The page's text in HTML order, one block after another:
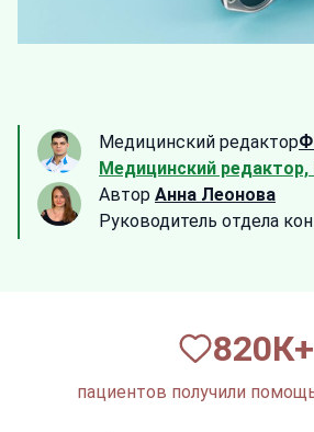
Медицинский редактор
Медицинский
Автор Анна Леонова
Руководитель отдела
820К+
пациентов получили